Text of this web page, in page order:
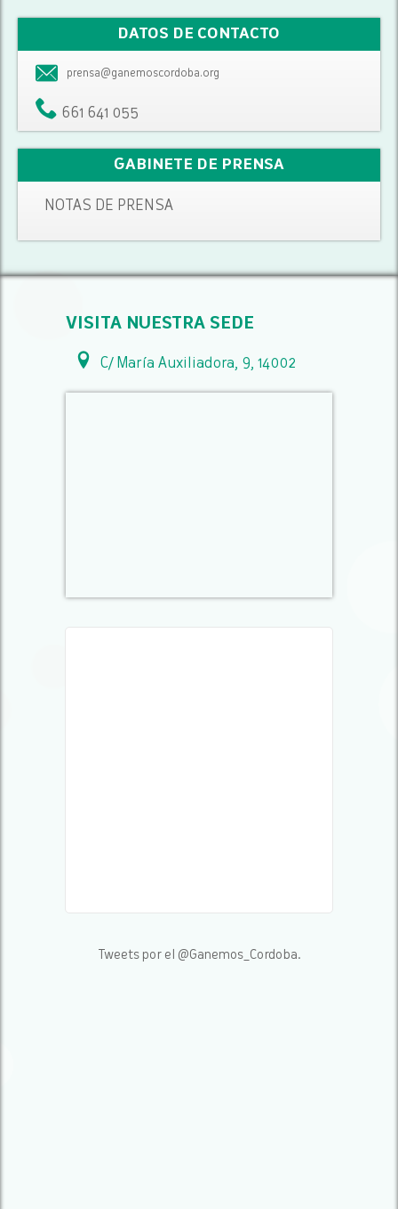
DATOS DE CONTACTO
prensa@ganemoscordoba.org
661 641 055
GABINETE DE PRENSA
NOTAS DE PRENSA
VISITA NUESTRA SEDE
C/ María Auxiliadora, 9, 14002
Tweets por el @Ganemos_Cordoba.